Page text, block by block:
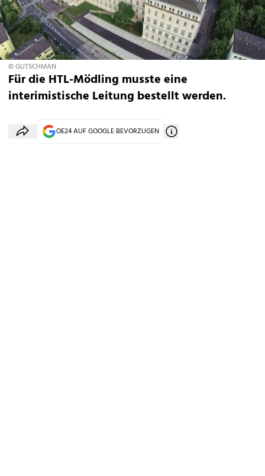
© GUTSCHMAN
Für die HTL-Mödling musste eine
interimistische Leitung bestellt werden.
OE24 AUF GOOGLE BEVORZUGEN